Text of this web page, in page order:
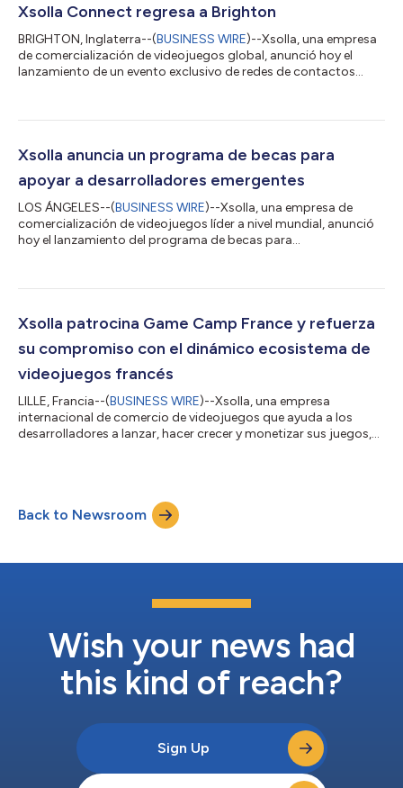
Xsolla Connect regresa a Brighton
BRIGHTON, Inglaterra--(BUSINESS WIRE)--Xsolla, una empresa
de comercialización de videojuegos global, anunció hoy el
lanzamiento de un evento exclusivo de redes de contactos
Develop:Brighton 2026 el 15 de julio de 2026. Diseñada para
de la industria independientes y de nivel medio, el evento será
Xsolla anuncia un programa de becas para
apoyar a desarrolladores emergentes
LOS ÁNGELES--(BUSINESS WIRE)--Xsolla, una empresa de
comercialización de videojuegos líder a nivel mundial, anunció
hoy el lanzamiento del programa de becas para
nivel medio que enfrentan obstáculos financieros para asistir a
evento de videojuegos más grande del mundo y reúne a
desarrolladores, editores, inversores y líde...
Xsolla patrocina Game Camp France y refuerza
su compromiso con el dinámico ecosistema de
videojuegos francés
LILLE, Francia--(BUSINESS WIRE)--Xsolla, una empresa
internacional de comercio de videojuegos que ayuda a los
desarrolladores a lanzar, hacer crecer y monetizar sus juegos,
dinámicas de Europa, con unos ingresos que alcanzarán
aproximadamente los 5,8 mil millones de euros en 2025. No se
trata de un mercado centraliz...
Back to Newsroom
Wish your news had
this kind of reach?
Sign Up